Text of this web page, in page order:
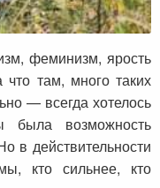
феминизм, ярость
там, много таких
— всегда хотелось
была возможность
в действительности
кто сильнее, кто